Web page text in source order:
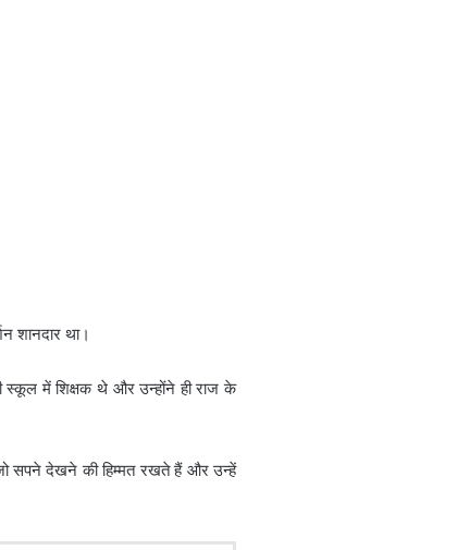
शानदार था।
स्कूल में शिक्षक थे और उन्होंने ही राज के
जो सपने देखने की हिम्मत रखते हैं और उन्हें